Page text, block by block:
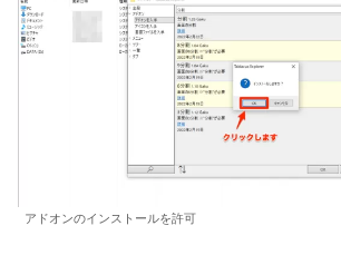
アドオンのインストールを許可